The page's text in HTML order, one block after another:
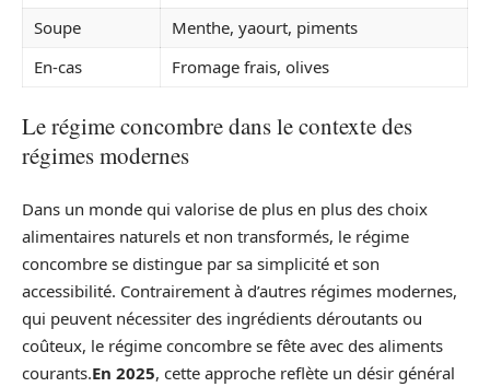
Soupe
Menthe, yaourt, piments
En-cas
Fromage frais, olives
Le régime concombre dans le contexte des
régimes modernes
Dans un monde qui valorise de plus en plus des choix
alimentaires naturels et non transformés, le régime
concombre se distingue par sa simplicité et son
accessibilité. Contrairement à d’autres régimes modernes,
qui peuvent nécessiter des ingrédients déroutants ou
coûteux, le régime concombre se fête avec des aliments
courants.En 2025, cette approche reflète un désir général